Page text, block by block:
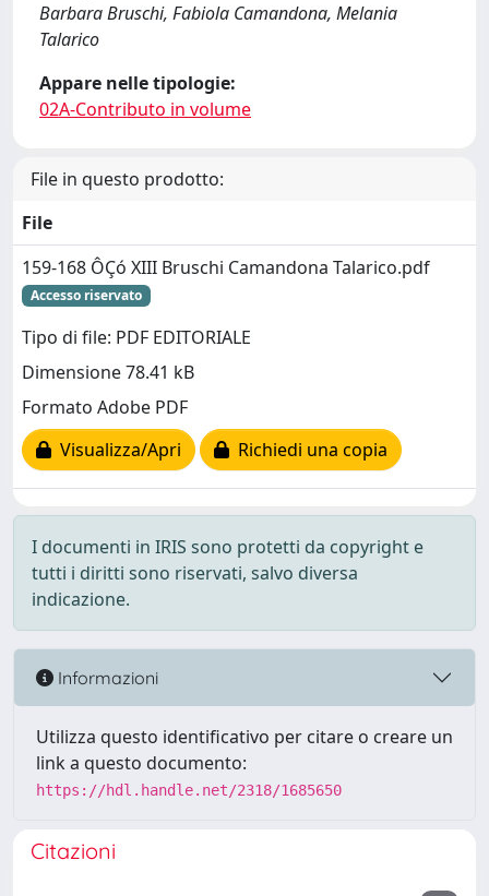
Barbara Bruschi, Fabiola Camandona, Melania
Talarico
Appare nelle tipologie:
02A-Contributo in volume
File in questo prodotto:
File
159-168 ÔÇó XIII Bruschi Camandona Talarico.pdf
Accesso riservato
Tipo di file: PDF EDITORIALE
Dimensione 78.41 kB
Formato Adobe PDF
Visualizza/Apri
Richiedi una copia
I documenti in IRIS sono protetti da copyright e
tutti i diritti sono riservati, salvo diversa
indicazione.
Informazioni
Utilizza questo identificativo per citare o creare un
link a questo documento:
https://hdl.handle.net/2318/1685650
Citazioni